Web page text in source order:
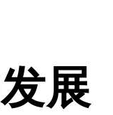
展